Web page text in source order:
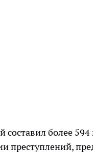
составил более
преступлений,